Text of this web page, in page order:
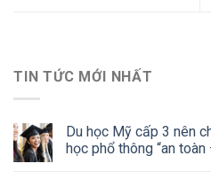
TIN TỨC MỚI NHẤT
Du học Mỹ cấp 3 nên
học phổ thông “an